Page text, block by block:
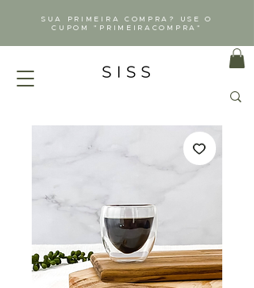
SUA PRIMEIRA COMPRA? USE O
CUPOM "PRIMEIRACOMPRA"